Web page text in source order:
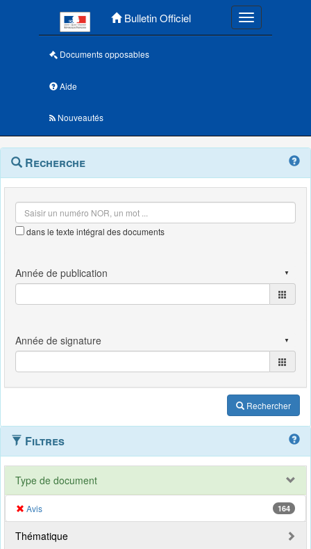
Bulletin Officiel Toggle
Documents opposables
Aide
Nouveautés
Navigation
outils
Menu
contextuel
Recherche
dans le texte intégral des documents
Rechercher
Filtres
Type de document
Avis 164
Thématique